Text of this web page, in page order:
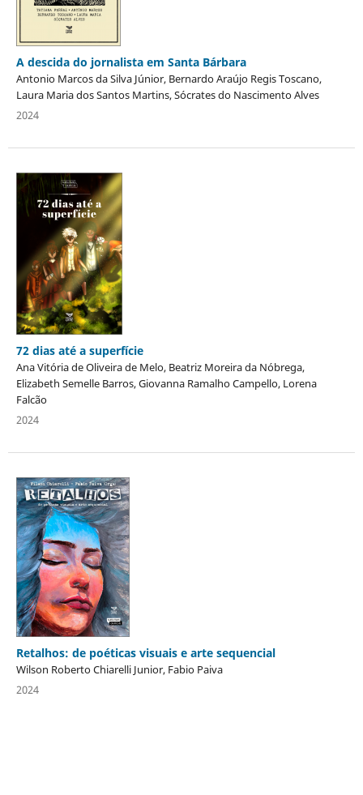
A descida do jornalista em Santa Bárbara
Antonio Marcos da Silva Júnior, Bernardo Araújo Regis Toscano,
Laura Maria dos Santos Martins, Sócrates do Nascimento Alves
2024
72 dias até a superfície
Ana Vitória de Oliveira de Melo, Beatriz Moreira da Nóbrega,
Elizabeth Semelle Barros, Giovanna Ramalho Campello, Lorena
Falcão
2024
Retalhos: de poéticas visuais e arte sequencial
Wilson Roberto Chiarelli Junior, Fabio Paiva
2024